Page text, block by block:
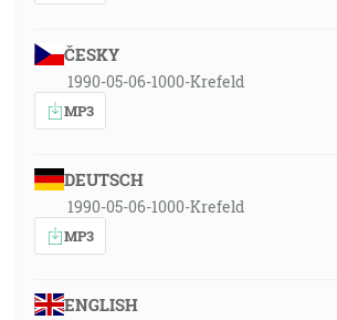
ČESKY
1990-05-06-1000-Krefeld
MP3
DEUTSCH
1990-05-06-1000-Krefeld
MP3
ENGLISH